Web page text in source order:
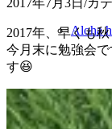
Aloha
ウォ
2017年、早くも
今月末に勉強会
す😆